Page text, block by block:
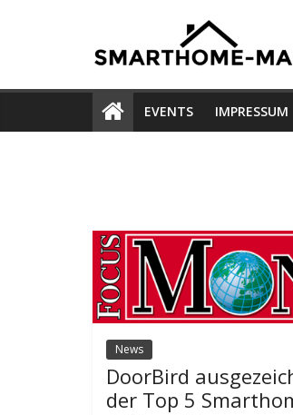
Magazin
für
EVENTS IMPRESSUM
News
DoorBird
der Top 5